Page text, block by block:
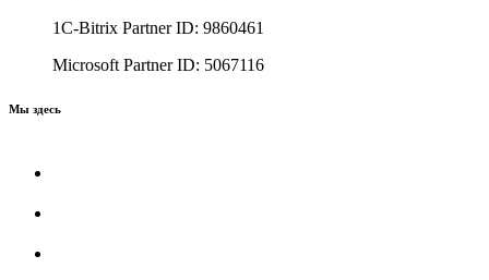
1C-Bitrix Partner ID: 9860461
Microsoft Partner ID: 5067116
Мы здесь